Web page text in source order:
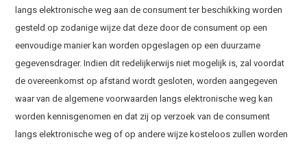
langs elektronische weg aan de consument ter beschikking worden
gesteld op zodanige wijze dat deze door de consument op een
eenvoudige manier kan worden opgeslagen op een duurzame
gegevensdrager. Indien dit redelijkerwijs niet mogelijk is, zal voordat
de overeenkomst op afstand wordt gesloten, worden aangegeven
waar van de algemene voorwaarden langs elektronische weg kan
worden kennisgenomen en dat zij op verzoek van de consument
langs elektronische weg of op andere wijze kosteloos zullen worden